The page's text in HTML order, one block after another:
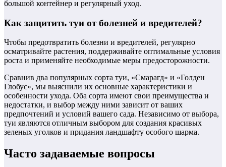
большой контейнер и регулярный уход.
Как защитить туи от болезней и вредителей?
Чтобы предотвратить болезни и вредителей, регулярно
осматривайте растения, поддерживайте оптимальные условия
роста и применяйте необходимые меры предосторожности.
Сравнив два популярных сорта туи, «Смарагд» и «Голден
Глобус», мы выяснили их основные характеристики и
особенности ухода. Оба сорта имеют свои преимущества и
недостатки, и выбор между ними зависит от ваших
предпочтений и условий вашего сада. Независимо от выбора,
туи являются отличным выбором для создания красивых
зеленых уголков и придания ландшафту особого шарма.
Часто задаваемые вопросы